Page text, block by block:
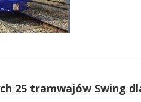
25 tramwajów Swing